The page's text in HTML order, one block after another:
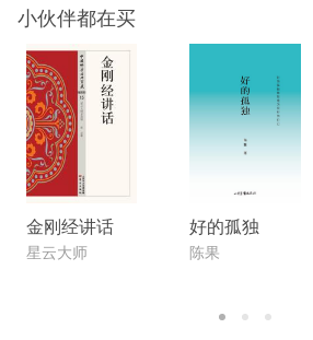
到自己的有缘护法。 在佛教世界中，身心皈依佛菩
萨，就如同人生选择了一个正确
的一生中，随时可能会遭遇困顿
叛，孤独，无助等实际的困难和
需要具有世俗利益的护法来庇佑
感。相比于大家熟悉和景仰的佛
法神更像是我们的贴身护卫，能
磨难。天龙八部作为佛教护法中*
小伙伴都在买
金刚经讲话
星云大师
好的孤独
陈果